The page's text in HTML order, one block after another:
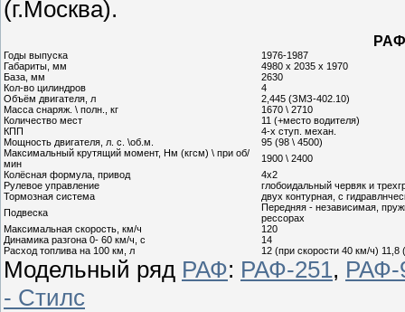
(г.Москва).
Годы выпуска
1976-1987
Габариты, мм
4980 х 2035 х 1970
База, мм
2630
Кол-во цилиндров
4
Объём двигателя, л
2,445 (ЗМЗ-402.10)
Масса снаряж. \ полн., кг
1670 \ 2710
Количество мест
11 (+место водителя)
КПП
4-х ступ. механ.
Мощность двигателя, л. с. \об.м.
95 (98 \ 4500)
Максимальный крутящий момент, Нм (кгсм) \ при об/
мин
1900 \ 2400
Колёсная формула, привод
4х2
Рулевое управление
глобоидальный червяк и
Тормозная система
двух контурная, с
Подвеска
Передняя - независимая,
рессорах
Максимальная скорость, км/ч
120
Динамика разгона 0- 60 км/ч, с
14
Расход топлива на 100 км, л
12 (при скорости 40 км/ч) 11,8
Модельный ряд РАФ: РАФ-251, РАФ-
- Стилс